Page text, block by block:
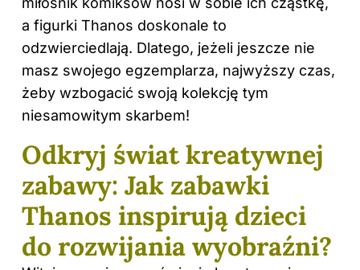
a figurki Thanos doskonale to
odzwierciedlają. Dlatego, jeżeli jeszcze nie
masz swojego egzemplarza, najwyższy czas,
żeby wzbogacić swoją kolekcję tym
niesamowitym skarbem!
Odkryj świat kreatywnej
zabawy: Jak zabawki
Thanos inspirują dzieci
do rozwijania wyobraźni?